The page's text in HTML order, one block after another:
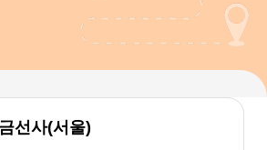
선사(서울)